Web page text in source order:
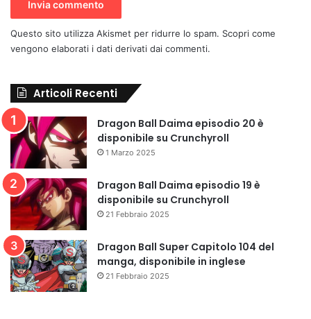
Questo sito utilizza Akismet per ridurre lo spam. Scopri come
vengono elaborati i dati derivati dai commenti.
Articoli Recenti
Dragon Ball Daima episodio 20 è
disponibile su Crunchyroll
1 Marzo 2025
Dragon Ball Daima episodio 19 è
disponibile su Crunchyroll
21 Febbraio 2025
Dragon Ball Super Capitolo 104 del
manga, disponibile in inglese
21 Febbraio 2025